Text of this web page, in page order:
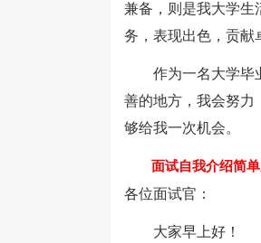
兼备，则是我大学生
务，表现出色，贡献
作为一名大学毕业
善的地方，我会努力
够给我一次机会。
面试自我介绍简单
各位面试官：
大家早上好！